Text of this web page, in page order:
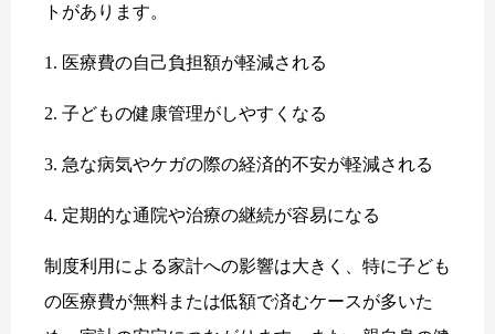
トがあります。
1. 医療費の自己負担額が軽減される
2. 子どもの健康管理がしやすくなる
3. 急な病気やケガの際の経済的不安が軽減される
4. 定期的な通院や治療の継続が容易になる
制度利用による家計への影響は大きく、特に子ども
の医療費が無料または低額で済むケースが多いた